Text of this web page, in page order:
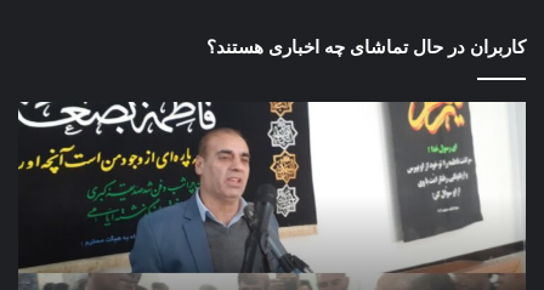
کاربران در حال تماشای چه اخباری هستند؟
پیگیری
می‌شود